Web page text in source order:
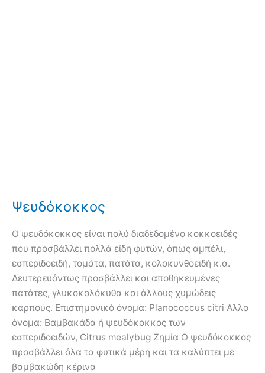
Ψευδόκοκκος
Ο ψευδόκοκκος είναι πολύ διαδεδομένο κοκκοειδές
που προσβάλλει πολλά είδη φυτών, όπως αμπέλι,
εσπεριδοειδή, τομάτα, πατάτα, κολοκυνθοειδή κ.α.
Δευτερευόντως προσβάλλει και αποθηκευμένες
πατάτες, γλυκοκολόκυθα και άλλους χυμώδεις
καρπούς. Επιστημονικό όνομα: Planococcus citri Άλλο
όνομα: Βαμβακάδα ή ψευδόκοκκος των
εσπεριδοειδών, Citrus mealybug Ζημία Ο ψευδόκοκκος
προσβάλλει όλα τα φυτικά μέρη και τα καλύπτει με
βαμβακώδη κέρινα